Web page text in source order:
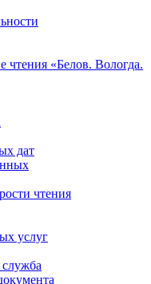
чтения «Белов. Вологда.
дат
чтения
услуг